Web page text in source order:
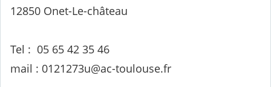
12850 Onet-Le-château
Tel : 05 65 42 35 46
mail : 0121273u@ac-toulouse.fr